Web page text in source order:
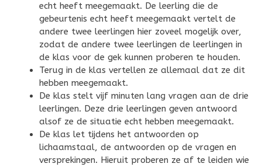
echt heeft meegemaakt. De leerling die de
gebeurtenis echt heeft meegemaakt vertelt de
andere twee leerlingen hier zoveel mogelijk over,
zodat de andere twee leerlingen de leerlingen in
de klas voor de gek kunnen proberen te houden.
Terug in de klas vertellen ze allemaal dat ze dit
hebben meegemaakt.
De klas stelt vijf minuten lang vragen aan de drie
leerlingen. Deze drie leerlingen geven antwoord
alsof ze de situatie echt hebben meegemaakt.
De klas let tijdens het antwoorden op
lichaamstaal, de antwoorden op de vragen en
versprekingen. Hieruit proberen ze af te leiden wie